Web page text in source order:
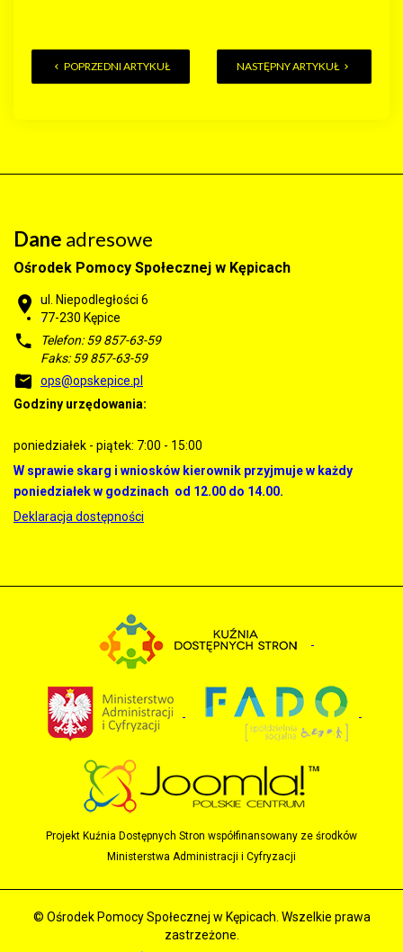
POPRZEDNI ARTYKUŁ NASTĘPNY ARTYKUŁ
Dane adresowe
Ośrodek Pomocy Społecznej w Kępicach
ul. Niepodległości 6
77-230 Kępice
Telefon: 59 857-63-59
Faks: 59 857-63-59
ops@opskepice.pl
Godziny urzędowania:
poniedziałek - piątek: 7:00 - 15:00
W sprawie skarg i wniosków kierownik przyjmuje w każdy
poniedziałek w godzinach od 12.00 do 14.00.
Deklaracja dostępności
Projekt Kuźnia Dostępnych Stron współfinansowany ze środków
Ministerstwa Administracji i Cyfryzacji
© Ośrodek Pomocy Społecznej w Kępicach. Wszelkie prawa
zastrzeżone.